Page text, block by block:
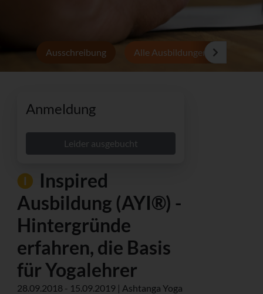
Ausschreibung Alle Ausbildungen
Anmeldung
Leider ausgebucht
Inspired
Ausbildung (AYI®) -
Hintergründe
erfahren, die Basis
für Yogalehrer
28.09.2018 - 15.09.2019 | Ashtanga Yoga